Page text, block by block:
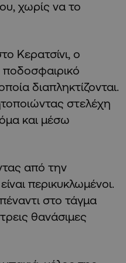
χωρίς να το
Κερατσίνι, ο
διαπληκτίζονται.
στελέχη
και μέσω
από την
περικυκλωμένοι.
στο τάγμα
θανάσιμες